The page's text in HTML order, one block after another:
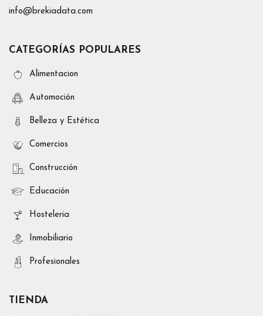
info@brekiadata.com
CATEGORÍAS POPULARES
Alimentacion
Automoción
Belleza y Estética
Comercios
Construcción
Educación
Hosteleria
Inmobiliario
Profesionales
TIENDA